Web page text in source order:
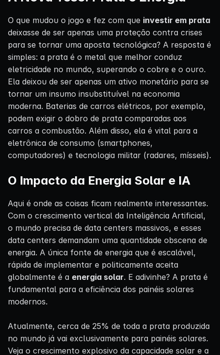
O que mudou o jogo e fez com que investir em prata
deixasse de ser apenas uma proteção contra crises
para se tornar uma aposta tecnológica? A resposta é
simples: a prata é o metal que melhor conduz
eletricidade no mundo, superando o cobre e o ouro.
Ela deixou de ser apenas um ativo monetário para se
tornar um insumo insubstituível na economia
moderna. Baterias de carros elétricos, por exemplo,
podem exigir o dobro de prata comparadas aos
carros a combustão. Além disso, ela é vital para a
eletrônica de consumo (smartphones,
computadores) e tecnologia militar (radares, mísseis).
O Impacto da Energia Solar e IA
Aqui é onde as coisas ficam realmente interessantes.
Com o crescimento vertical da Inteligência Artificial,
o mundo precisa de data centers massivos, e esses
data centers demandam uma quantidade obscena de
energia. A única fonte de energia que é escalável,
rápida de implementar e politicamente aceita
globalmente é a energia solar. E adivinhe? A prata é
fundamental para a eficiência dos painéis solares
modernos.
Atualmente, cerca de 25% de toda a prata produzida
no mundo já vai exclusivamente para painéis solares.
Veja o crescimento explosivo da capacidade solar e a